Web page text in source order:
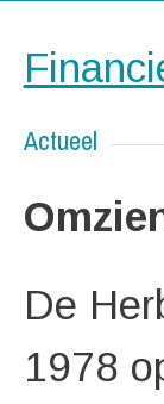
Actueel
De
1978